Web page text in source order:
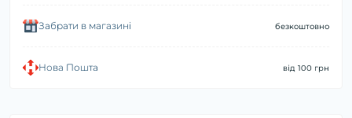
Забрати в магазині безкоштовно
Нова Пошта від 100 грн